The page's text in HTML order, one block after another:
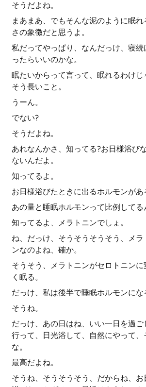
そうだよね。
まあまあ、でもそんな泥のように眠
さの象徴だと思うよ。
私だってやっぱり、なんだっけ、寝
ったらいいのかな。
眠たいからって言って、眠れるわけじ
そう長いこと。
うーん。
でない?
そうだよね。
あれなんかさ、知ってる?お日様浴び
ないんだよ。
知ってるよ。
お日様浴びたときに出るホルモンがあ
あの量と睡眠ホルモンって比例してる
知ってるよ、メラトニンでしょ。
ね、だっけ、そうそうそうそう、メ
ンなのよね、確か。
そうそう、メラトニンがセロトニンに
く眠る。
だっけ、私は後半で睡眠ホルモンにな
そうね。
だっけ、あの日はね、いい一日を過
行って、日光浴して、自然にやって
な。
最高だよね。
そうね、そうそうそう、だからね、お